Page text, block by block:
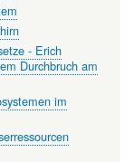
- Erich
Durchbruch am
im